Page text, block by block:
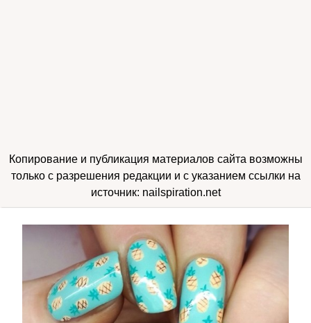
Копирование и публикация материалов сайта возможны
только с разрешения редакции и с указанием ссылки на
источник: nailspiration.net